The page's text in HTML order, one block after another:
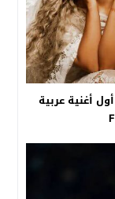
أغنية عربية